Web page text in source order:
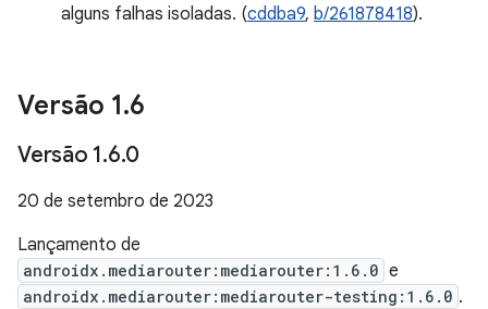
alguns falhas isoladas. (cddba9, b/261878418).
Versão 1.6
Versão 1.6.0
20 de setembro de 2023
Lançamento de
androidx.mediarouter:mediarouter:1.6.0 e
androidx.mediarouter:mediarouter-testing:1.6.0 .